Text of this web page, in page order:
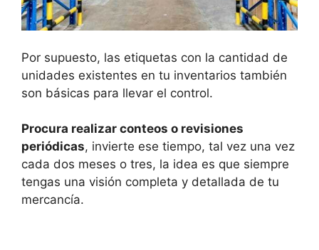
Por supuesto, las etiquetas con la cantidad de
unidades existentes en tu inventarios también
son básicas para llevar el control.
Procura realizar conteos o revisiones
periódicas, invierte ese tiempo, tal vez una vez
cada dos meses o tres, la idea es que siempre
tengas una visión completa y detallada de tu
mercancía.